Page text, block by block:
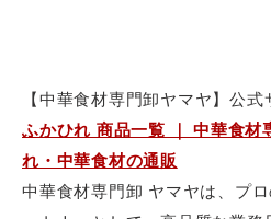
【中華食材専門卸ヤマヤ】公式
ふかひれ 商品一覧 ｜ 中華食材
れ・中華食材の通販
中華食材専門卸 ヤマヤは、プ